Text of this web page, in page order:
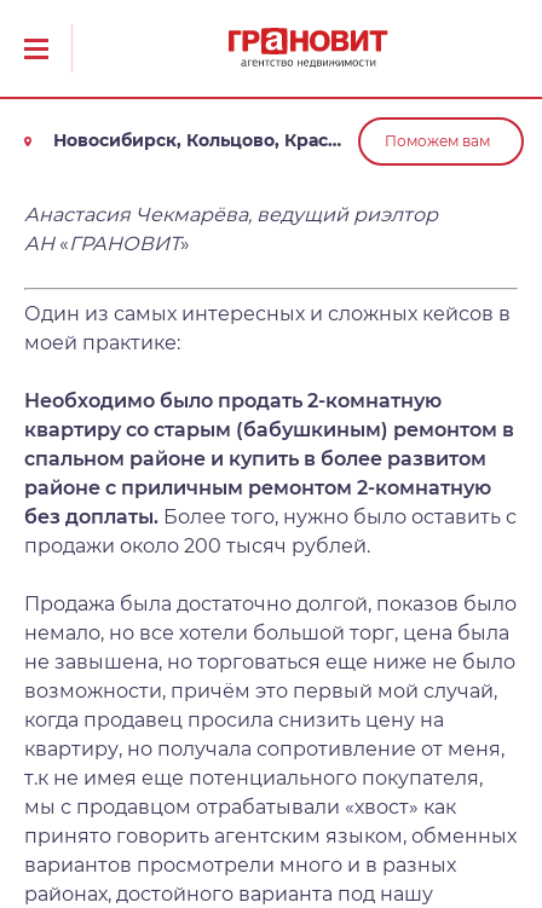
Новосибирск, Кольцово, Краснообск, Обь Поможем вам
Анастасия Чекмарёва, ведущий риэлтор
АН «ГРАНОВИТ»
Один из самых интересных и сложных кейсов в
моей практике:
Необходимо было продать 2-комнатную
квартиру со старым (бабушкиным) ремонтом в
спальном районе и купить в более развитом
районе с приличным ремонтом 2-комнатную
без доплаты. Более того, нужно было оставить с
продажи около 200 тысяч рублей.
Продажа была достаточно долгой, показов было
немало, но все хотели большой торг, цена была
не завышена, но торговаться еще ниже не было
возможности, причём это первый мой случай,
когда продавец просила снизить цену на
квартиру, но получала сопротивление от меня,
т.к не имея еще потенциального покупателя,
мы с продавцом отрабатывали «хвост» как
принято говорить агентским языком, обменных
вариантов просмотрели много и в разных
районах, достойного варианта под нашу